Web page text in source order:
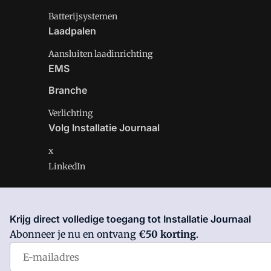
Batterijsystemen
Laadpalen
Aansluiten laadinrichting
EMS
Branche
Verlichting
Volg Installatie Journaal
x
LinkedIn
Installatie Journaal is onderdeel van VMN media. Lees in
VoorwaardenenPrivacy en Cookie beleid
Krijg direct volledige toegang tot Installatie Journaal
Abonneer je nu en ontvang €50 korting.